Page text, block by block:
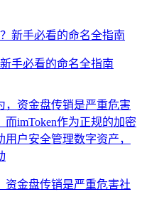
手必看的命名全指南
资金盘传销是严重危害社